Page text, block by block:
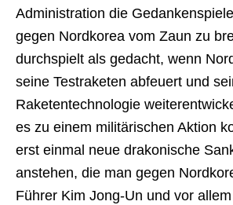
Administration die
gegen Nordkorea vom Zaun zu
durchspielt als gedacht, wenn
seine Testraketen abfeuert und
Raketentechnologie
es zu einem militärischen Aktion
erst einmal neue drakonische
anstehen, die man gegen
Führer Kim Jong-Un und vor